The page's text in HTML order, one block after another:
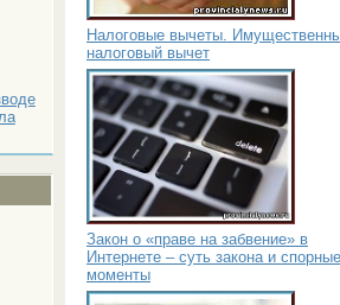
Налоговые вычеты.
налоговый вычет
Закон о «праве на забвение» в
Интернете – суть закона и спорные
моменты